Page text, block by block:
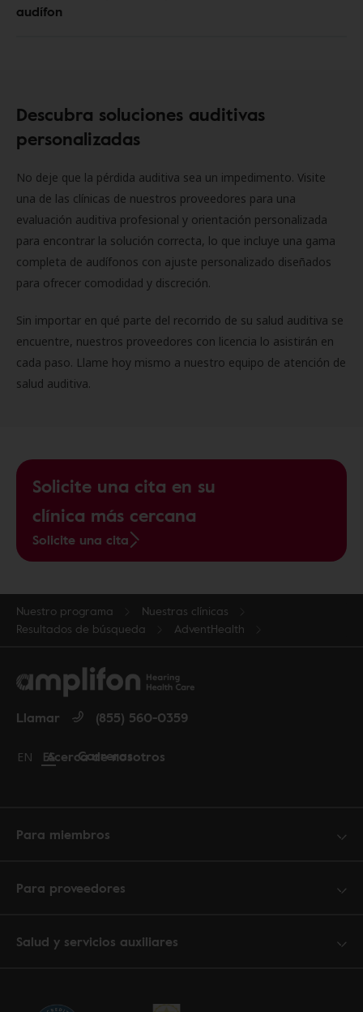
audífon
Descubra soluciones auditivas
personalizadas
No deje que la pérdida auditiva sea un impedimento. Visite
una de las clínicas de nuestros proveedores para una
evaluación auditiva profesional y orientación personalizada
para encontrar la solución correcta, lo que incluye una gama
completa de audífonos con ajuste personalizado diseñados
para ofrecer comodidad y discreción.
Sin importar en qué parte del recorrido de su salud auditiva se
encuentre, nuestros proveedores con licencia lo asistirán en
cada paso. Llame hoy mismo a nuestro equipo de atención de
salud auditiva.
Solicite una cita en su
clínica más cercana
Solicite una cita
Nuestro programa
Nuestras clínicas
Resultados de búsqueda
AdventHealth
Acerca de nosotros
Carreras
Llamar (855) 560-0359
Change language to English
EN Cambiar idioma a español
ES
Para miembros
Para proveedores
Salud y servicios auxiliares